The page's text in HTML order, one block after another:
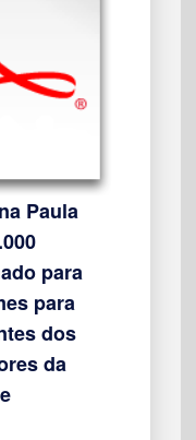
Paula
para
para
dos
da